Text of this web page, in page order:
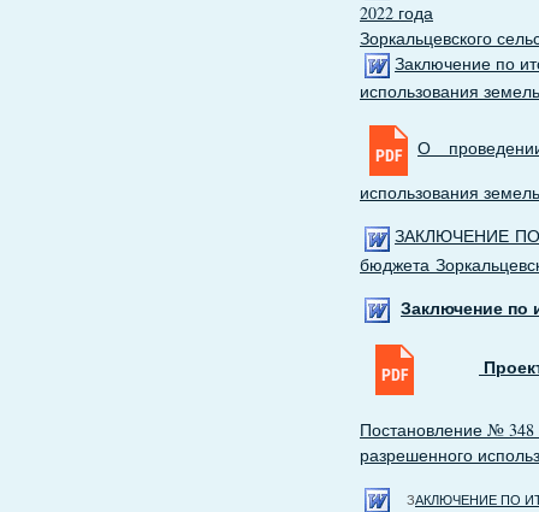
2022 года
Зоркальцевского
Заключение по
использования
О
использования
ЗАКЛЮЧЕНИЕ
бюджета
Заключение по
Постановление № 348
разрешенного
ЗАКЛЮЧЕНИЕ ПО